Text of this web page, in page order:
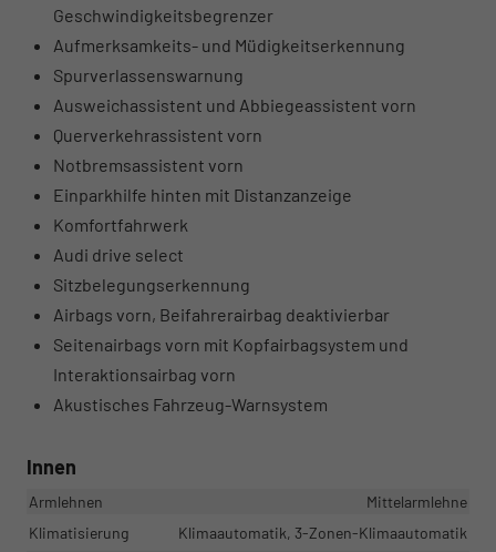
Geschwindigkeitsbegrenzer
Aufmerksamkeits- und Müdigkeitserkennung
Spurverlassenswarnung
Ausweichassistent und Abbiegeassistent vorn
Querverkehrassistent vorn
Notbremsassistent vorn
Einparkhilfe hinten mit Distanzanzeige
Komfortfahrwerk
Audi drive select
Sitzbelegungserkennung
Airbags vorn, Beifahrerairbag deaktivierbar
Seitenairbags vorn mit Kopfairbagsystem und
Interaktionsairbag vorn
Akustisches Fahrzeug-Warnsystem
Innen
Armlehnen
Mittelarmlehne
Klimatisierung
Klimaautomatik, 3-Zonen-Klimaautomatik